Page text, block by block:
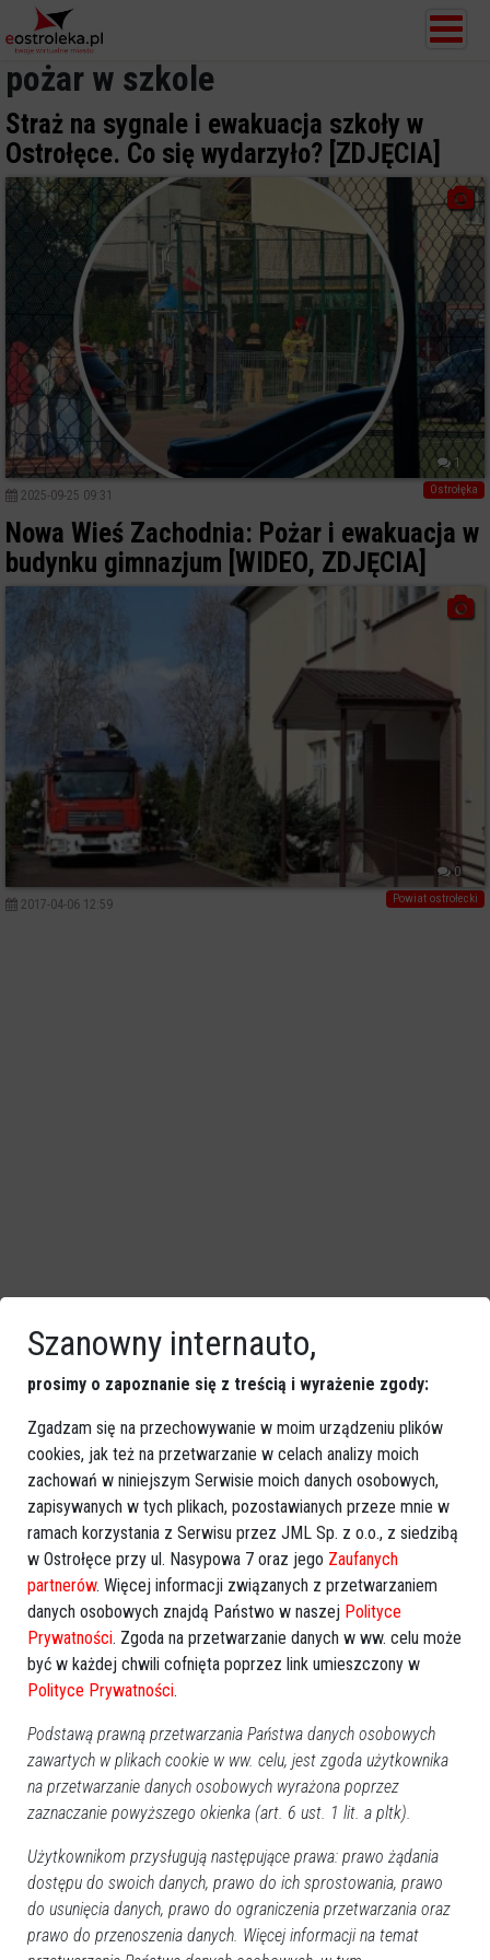
pożar w szkole
Straż na sygnale i ewakuacja szkoły w
Ostrołęce. Co się wydarzyło? [ZDJĘCIA]
1
Ostrołęka
2025-09-25 09:31
Nowa Wieś Zachodnia: Pożar i ewakuacja w
budynku gimnazjum [WIDEO, ZDJĘCIA]
0
Powiat ostrołecki
2017-04-06 12:59
Pożar w gimnazjum w Łysych [ZDJĘCIA]
Powiat ostrołecki
2016-09-13 19:43
Poprzednia Następna
Kategorie
Ostrołęka
Szanowny internauto,
prosimy o zapoznanie się z treścią i wyrażenie zgody:
Zgadzam się na przechowywanie w moim urządzeniu plików
cookies, jak też na przetwarzanie w celach analizy moich
zachowań w niniejszym Serwisie moich danych osobowych,
zapisywanych w tych plikach, pozostawianych przeze mnie w
ramach korzystania z Serwisu przez JML Sp. z o.o., z siedzibą
w Ostrołęce przy ul. Nasypowa 7 oraz jego Zaufanych
partnerów. Więcej informacji związanych z przetwarzaniem
danych osobowych znajdą Państwo w naszej Polityce
Prywatności. Zgoda na przetwarzanie danych w ww. celu może
być w każdej chwili cofnięta poprzez link umieszczony w
Polityce Prywatności.
Podstawą prawną przetwarzania Państwa danych osobowych
zawartych w plikach cookie w ww. celu, jest zgoda użytkownika
na przetwarzanie danych osobowych wyrażona poprzez
zaznaczanie powyższego okienka (art. 6 ust. 1 lit. a pltk).
Użytkownikom przysługują następujące prawa: prawo żądania
dostępu do swoich danych, prawo do ich sprostowania, prawo
do usunięcia danych, prawo do ograniczenia przetwarzania oraz
prawo do przenoszenia danych. Więcej informacji na temat